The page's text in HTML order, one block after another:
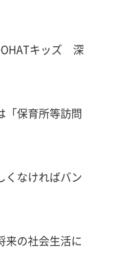
キッズ 深
「保育所等訪問
なければバン
来の社会生活に